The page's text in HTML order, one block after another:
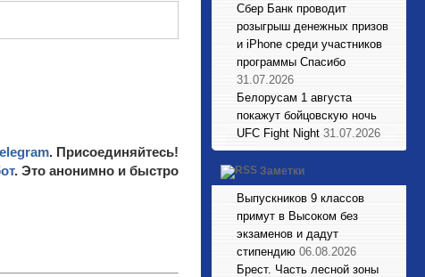
. Присоединяйтесь!
. Это анонимно и быстро
Сбер Банк проводит
розыгрыш денежных призов
и iPhone среди участников
программы Спасибо
31.07.2026
Белорусам 1 августа
покажут бойцовскую ночь
UFC Fight Night 31.07.2026
Заметки
Выпускников 9 классов
примут в Высоком без
экзаменов и дадут
стипендию 06.08.2026
Брест. Часть лесной зоны